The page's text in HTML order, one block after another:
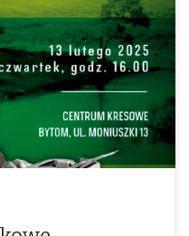
Południowo-
prezentację Tomasza
Historią w Warszawie.
po Kresach”
Data:
Miejsce: Centrum Kresowe, ul.
Tomasz […]